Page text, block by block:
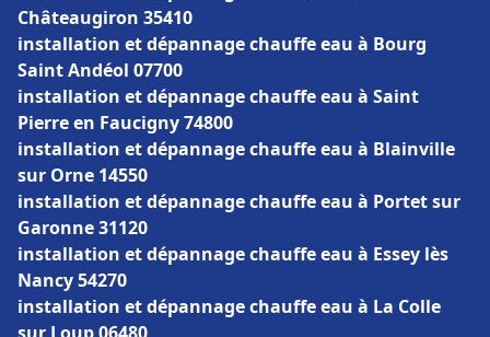
Châteaugiron 35410
installation et dépannage chauffe eau à Bourg
Saint Andéol 07700
installation et dépannage chauffe eau à Saint
Pierre en Faucigny 74800
installation et dépannage chauffe eau à Blainville
sur Orne 14550
installation et dépannage chauffe eau à Portet sur
Garonne 31120
installation et dépannage chauffe eau à Essey lès
Nancy 54270
installation et dépannage chauffe eau à La Colle